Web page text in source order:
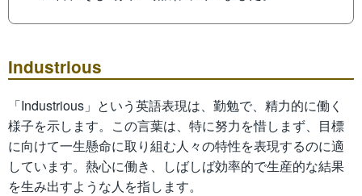
Industrious
「Industrious」という英語表現は、勤勉で、精力的に働く
様子を示します。この言葉は、特に努力を惜しまず、目標
に向けて一生懸命に取り組む人々の特性を表現するのに適
しています。熱心に働き、しばしば効率的で生産的な結果
を生み出すような人を指します。